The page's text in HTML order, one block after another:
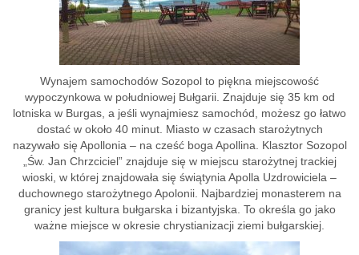
Wynajem samochodów Sozopol to piękna miejscowość
wypoczynkowa w południowej Bułgarii. Znajduje się 35 km od
lotniska w Burgas, a jeśli wynajmiesz samochód, możesz go łatwo
dostać w około 40 minut. Miasto w czasach starożytnych
nazywało się Apollonia – na cześć boga Apollina. Klasztor Sozopol
„Św. Jan Chrzciciel” znajduje się w miejscu starożytnej trackiej
wioski, w której znajdowała się świątynia Apolla Uzdrowiciela –
duchownego starożytnego Apolonii. Najbardziej monasterem na
granicy jest kultura bułgarska i bizantyjska. To określa go jako
ważne miejsce w okresie chrystianizacji ziemi bułgarskiej.